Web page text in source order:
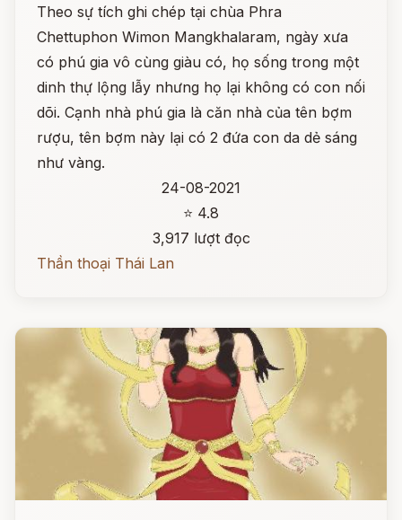
Theo sự tích ghi chép tại chùa Phra
Chettuphon Wimon Mangkhalaram, ngày xưa
có phú gia vô cùng giàu có, họ sống trong một
dinh thự lộng lẫy nhưng họ lại không có con nối
dõi. Cạnh nhà phú gia là căn nhà của tên bợm
rượu, tên bợm này lại có 2 đứa con da dẻ sáng
như vàng.
24-08-2021
⭐ 4.8
3,917 lượt đọc
Thần thoại Thái Lan